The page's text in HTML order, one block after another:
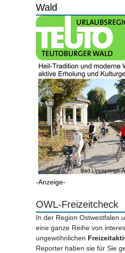
Wald
-Anzeige-
OWL-Freizeitcheck
In der Region Ostwestfalen
eine ganze Reihe von
ungewöhnlichen
Reporter haben sie für Sie